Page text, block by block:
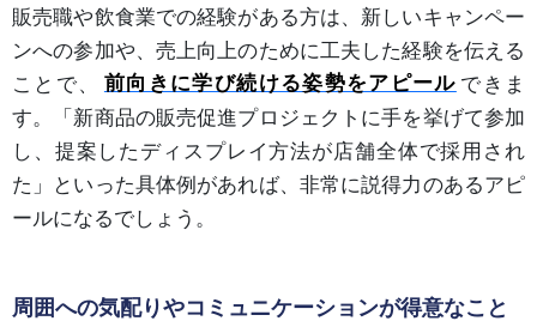
販売職や飲食業での経験がある方は、新しいキャンペー
ンへの参加や、売上向上のために工夫した経験を伝える
ことで、
前向きに学び続ける姿勢をアピール できま
す。「新商品の販売促進プロジェクトに手を挙げて参加
し、提案したディスプレイ方法が店舗全体で採用され
た」といった具体例があれば、非常に説得力のあるアピ
ールになるでしょう。
周囲への気配りやコミュニケーションが得意なこと